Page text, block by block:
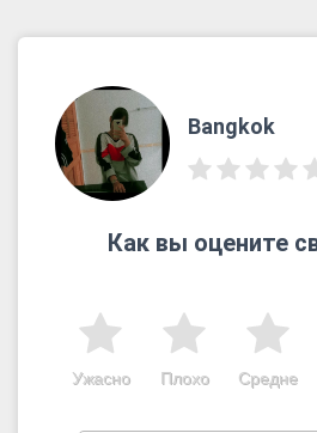
Bangkok
Как вы оцените
Средне
Плохо
Ужасно